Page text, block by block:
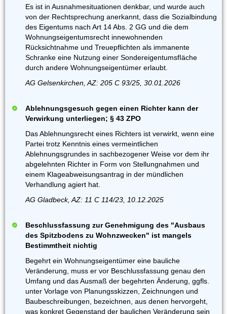
Es ist in Ausnahmesituationen denkbar, und wurde auch
von der Rechtsprechung anerkannt, dass die Sozialbindung
des Eigentums nach Art 14 Abs. 2 GG und die dem
Wohnungseigentumsrecht innewohnenden
Rücksichtnahme und Treuepflichten als immanente
Schranke eine Nutzung einer SondereigentumsfIäche
durch andere Wohnungseigentümer erlaubt.
AG Gelsenkirchen, AZ: 205 C 93/25, 30.01.2026
Ablehnungsgesuch gegen einen Richter kann der
Verwirkung unterliegen; § 43 ZPO
Das Ablehnungsrecht eines Richters ist verwirkt, wenn eine
Partei trotz Kenntnis eines vermeintlichen
Ablehnungsgrundes in sachbezogener Weise vor dem ihr
abgelehnten Richter in Form von Stellungnahmen und
einem Klageabweisungsantrag in der mündlichen
Verhandlung agiert hat.
AG Gladbeck, AZ: 11 C 114/23, 10.12.2025
Beschlussfassung zur Genehmigung des "Ausbaus
des Spitzbodens zu Wohnzwecken" ist mangels
Bestimmtheit nichtig
Begehrt ein Wohnungseigentümer eine bauliche
Veränderung, muss er vor Beschlussfassung genau den
Umfang und das Ausmaß der begehrten Änderung, ggfls.
unter Vorlage von Planungsskizzen, Zeichnungen und
Baubeschreibungen, bezeichnen, aus denen hervorgeht,
was konkret Gegenstand der baulichen Veränderung sein